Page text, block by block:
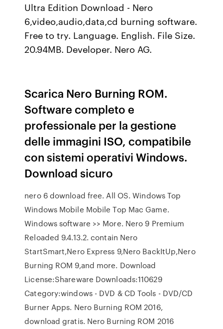
Ultra Edition Download - Nero
6,video,audio,data,cd burning software.
Free to try. Language. English. File Size.
20.94MB. Developer. Nero AG.
Scarica Nero Burning ROM.
Software completo e
professionale per la gestione
delle immagini ISO, compatibile
con sistemi operativi Windows.
Download sicuro
nero 6 download free. All OS. Windows Top
Windows Mobile Mobile Top Mac Game.
Windows software >> More. Nero 9 Premium
Reloaded 9.4.13.2. contain Nero
StartSmart,Nero Express 9,Nero BackItUp,Nero
Burning ROM 9,and more. Download
License:Shareware Downloads:110629
Category:windows - DVD & CD Tools - DVD/CD
Burner Apps. Nero Burning ROM 2016,
download gratis. Nero Burning ROM 2016